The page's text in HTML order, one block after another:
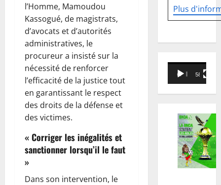
l’Homme, Mamoudou
Kassogué, de magistrats,
d’avocats et d’autorités
administratives, le
procureur a insisté sur la
nécessité de renforcer
l’efficacité de la justice tout
en garantissant le respect
des droits de la défense et
des victimes.
« Corriger les inégalités et
sanctionner lorsqu’il le faut
»
Dans son intervention, le
Plus
Lecteur
vidéo
00:00 58:18